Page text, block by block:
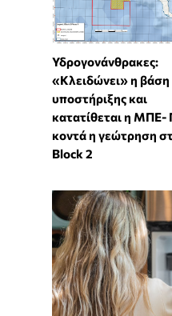
Υδρογονάνθρακες:
«Κλειδώνει» η βάση
υποστήριξης και
κατατίθεται η ΜΠΕ-
κοντά η γεώτρηση
Block 2